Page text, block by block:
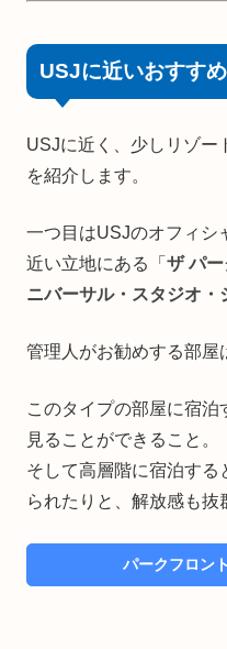
USJに近いおすす
USJに近く、少しリゾー
を紹介します。
一つ目はUSJのオフィシ
近い立地にある「 ザ パ
ニバーサル・スタジオ・
管理人がお勧めする部屋
このタイプの部屋に宿
見ることができること。
そして高層階に宿泊する
られたりと、解放感も抜
パークフロン